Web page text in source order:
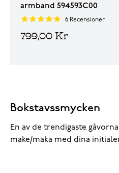
armband 594593C00
6 Recensioner
799,00 Kr
Bokstavssmycken
En av de trendigaste
make/maka med dina